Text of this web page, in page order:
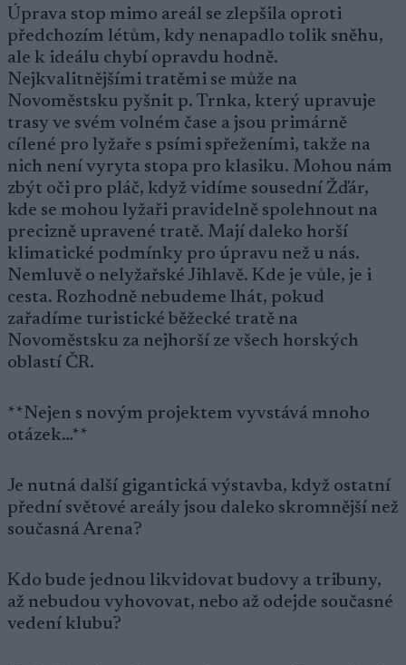
Úprava stop mimo areál se zlepšila oproti
předchozím létům, kdy nenapadlo tolik sněhu,
ale k ideálu chybí opravdu hodně.
Nejkvalitnějšími tratěmi se může na
Novoměstsku pyšnit p. Trnka, který upravuje
trasy ve svém volném čase a jsou primárně
cílené pro lyžaře s psími spřeženími, takže na
nich není vyryta stopa pro klasiku. Mohou nám
zbýt oči pro pláč, když vidíme sousední Žďár,
kde se mohou lyžaři pravidelně spolehnout na
precizně upravené tratě. Mají daleko horší
klimatické podmínky pro úpravu než u nás.
Nemluvě o nelyžařské Jihlavě. Kde je vůle, je i
cesta. Rozhodně nebudeme lhát, pokud
zařadíme turistické běžecké tratě na
Novoměstsku za nejhorší ze všech horských
oblastí ČR.
**Nejen s novým projektem vyvstává mnoho
otázek…**
Je nutná další gigantická výstavba, když ostatní
přední světové areály jsou daleko skromnější než
současná Arena?
Kdo bude jednou likvidovat budovy a tribuny,
až nebudou vyhovovat, nebo až odejde současné
vedení klubu?